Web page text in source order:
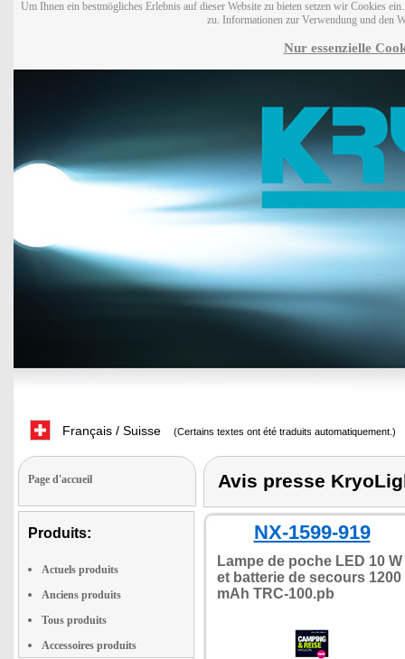
Um Ihnen ein bestmögliches Erlebnis auf dieser Website zu bieten setzen wir Cookies
zu. Informationen zur Verwendung und den
Nur essenzielle
Français / Suisse (Certains textes ont été traduits automatiquement.)
Page d'accueil
Produits:
Actuels produits
Anciens produits
Tous produits
Accessoires produits
Avis presse
NX-1599-919
Lampe de poche LED 10 W
et batterie de secours 1200
mAh TRC-100.pb